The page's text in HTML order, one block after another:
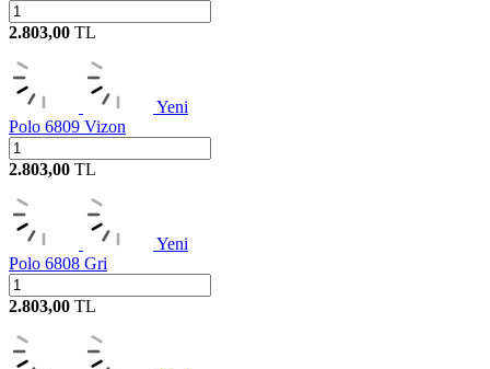
2.803,00 TL
Yeni
Polo 6809 Vizon
2.803,00 TL
Yeni
Polo 6808 Gri
2.803,00 TL